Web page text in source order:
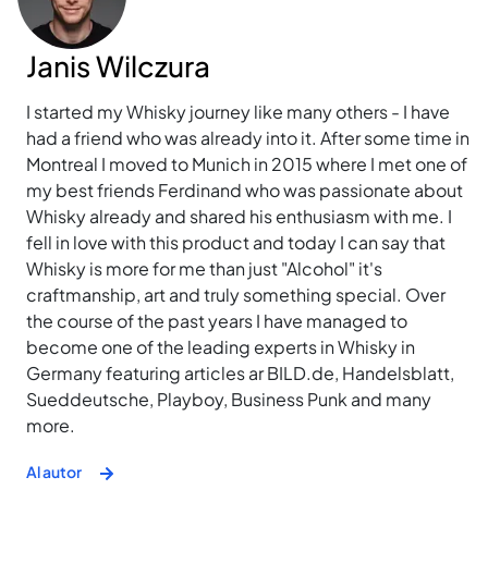
Janis Wilczura
I started my Whisky journey like many others - I have
had a friend who was already into it. After some time in
Montreal I moved to Munich in 2015 where I met one of
my best friends Ferdinand who was passionate about
Whisky already and shared his enthusiasm with me. I
fell in love with this product and today I can say that
Whisky is more for me than just "Alcohol" it's
craftmanship, art and truly something special. Over
the course of the past years I have managed to
become one of the leading experts in Whisky in
Germany featuring articles ar BILD.de, Handelsblatt,
Sueddeutsche, Playboy, Business Punk and many
more.
Al autor